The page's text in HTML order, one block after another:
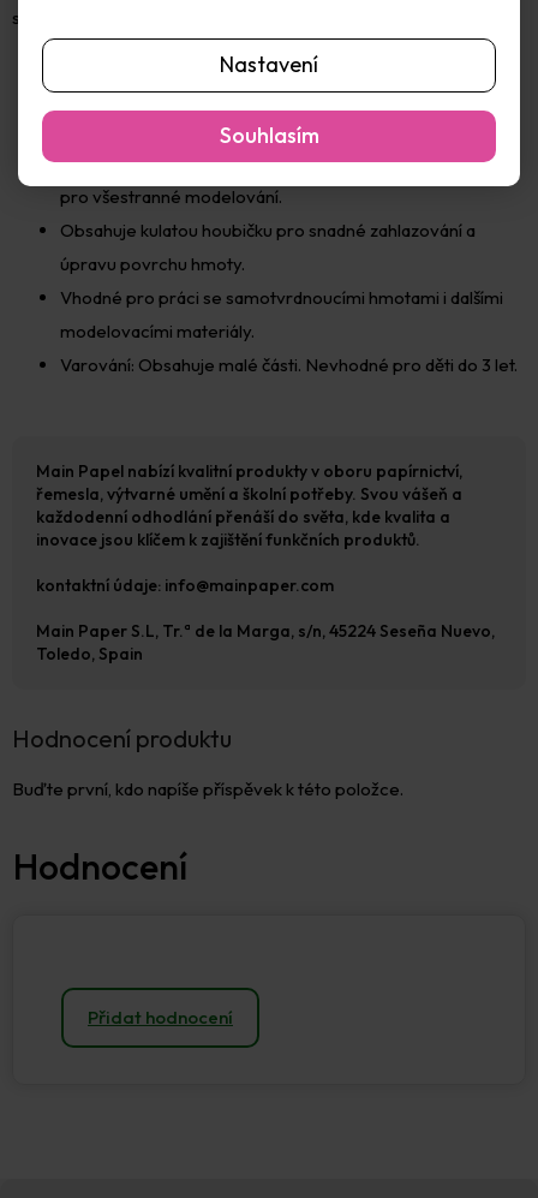
Nastavení
Souhlasím
svých projektů.
8dílná sadazahrnující různé dřevěné a kovové nástroje
pro všestranné modelování.
Obsahuje kulatou houbičku pro snadné zahlazování a
úpravu povrchu hmoty.
Vhodné pro práci se samotvrdnoucími hmotami i dalšími
modelovacími materiály.
Varování: Obsahuje malé části. Nevhodné pro děti do 3 let.
Hodnocení produktu
Buďte první, kdo napíše příspěvek k této položce.
Přidat hodnocení
Main Papel nabízí kvalitní produkty v oboru papírnictví,
řemesla, výtvarné umění a školní potřeby. Svou vášeň a
každodenní odhodlání přenáší do světa, kde kvalita a
inovace jsou klíčem k zajištění funkčních produktů.
kontaktní údaje: info@mainpaper.com
Main Paper S.L, Tr.ª de la Marga, s/n, 45224 Seseña Nuevo,
Toledo, Spain